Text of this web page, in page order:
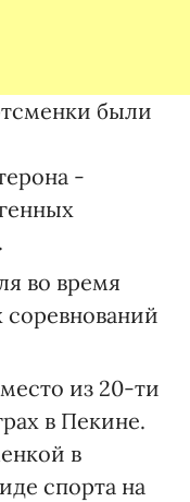
были
-
во время
из 20-ти
в Пекине.
в
спорта на